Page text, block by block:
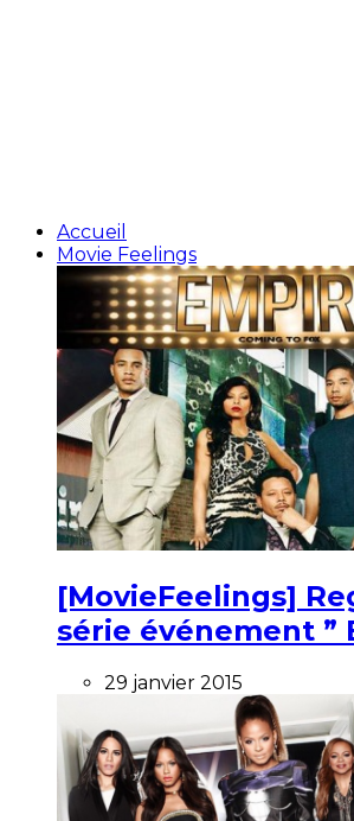
Accueil
Movie Feelings
[MovieFeelings]
série événement ”
29 janvier 2015